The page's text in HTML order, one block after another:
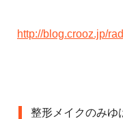
http://blog.crooz.jp/
整形メイクのみゆ